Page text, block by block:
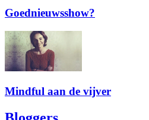
Goednieuwsshow?
Mindful aan de vijver